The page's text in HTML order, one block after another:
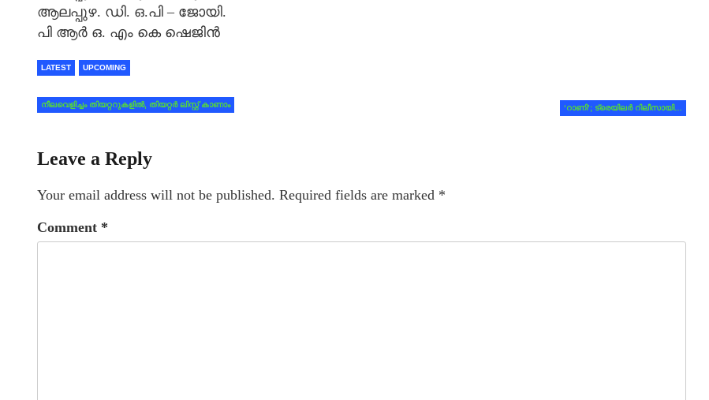
ആലപ്പുഴ. ഡി. ഒ.പി – ജോയി.
പി ആർ ഒ. എം കെ ഷെജിൻ
LATEST UPCOMING
നീലവെളിച്ചം തിയറ്ററുകളില്‍, തിയറ്റര്‍ ലിസ്റ്റ് കാണാം ‘റാണി’; ട്രെയിലർ റിലീസായി…
Leave a Reply
Your email address will not be published. Required fields are marked *
Comment *